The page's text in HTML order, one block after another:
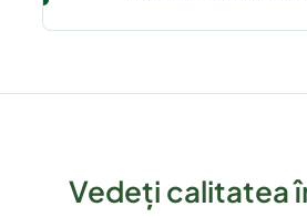
Vedeți calitatea